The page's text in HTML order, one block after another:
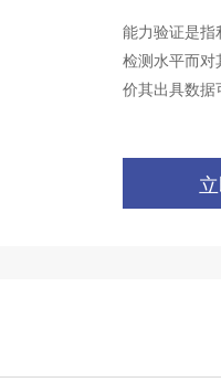
能力验证是指
检测水平而
价其出具数据